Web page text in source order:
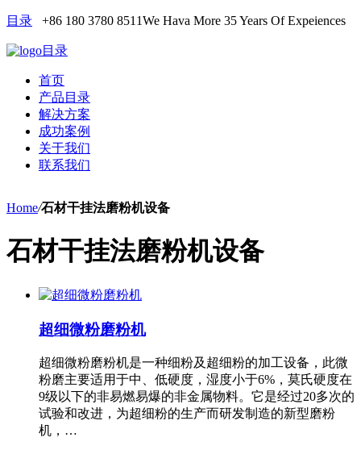
目录 +86 180 3780 8511We Hava More 35 Years Of Expeiences
目录
首页
产品目录
解决方案
成功案例
关于我们
联系我们
Home/石材干挂法磨粉机设备
石材干挂法磨粉机设备
超细微粉磨粉机
超细微粉磨粉机是一种细粉及超细粉的加工设备，此微
粉磨主要适用于中、低硬度，湿度小于6%，莫氏硬度在
9级以下的非易燃易爆的非金属物料。它是经过20多次的
试验和改进，为超细粉的生产而研发制造的新型磨粉
机，…